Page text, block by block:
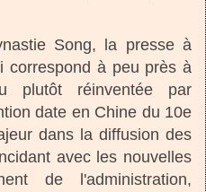
Song, la presse à
correspond à peu près à
plutôt réinventée par
date en Chine du 10e
dans la diffusion des
avec les nouvelles
de l'administration,